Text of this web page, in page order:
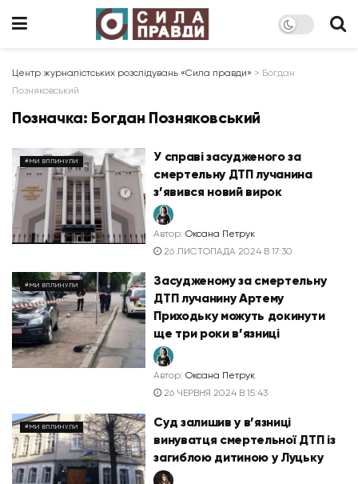
Центр журналістських розслідувань «Сила правди» > Богдан
Позняковський
Позначка: Богдан Позняковський
#МИ ВПЛИНУЛИ
У справі засудженого за
смертельну ДТП лучанина
з’явився новий вирок
Автор: Оксана Петрук
26 ЛИСТОПАДА 2024 В 17:30
#МИ ВПЛИНУЛИ
Засудженому за смертельну
ДТП лучанину Артему
Приходьку можуть докинути
ще три роки в’язниці
Автор: Оксана Петрук
26 ЧЕРВНЯ 2024 В 15:43
#МИ ВПЛИНУЛИ
Суд залишив у в’язниці
винуватця смертельної ДТП із
загиблою дитиною у Луцьку